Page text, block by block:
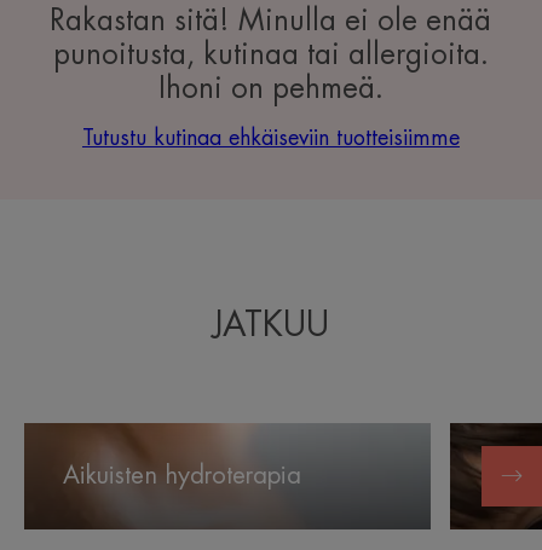
Rakastan sitä! Minulla ei ole enää
punoitusta, kutinaa tai allergioita.
Ihoni on pehmeä.
Tutustu kutinaa ehkäiseviin tuotteisiimme
JATKUU
hydroterapia
Aikuisten hydroterapia
Lasten